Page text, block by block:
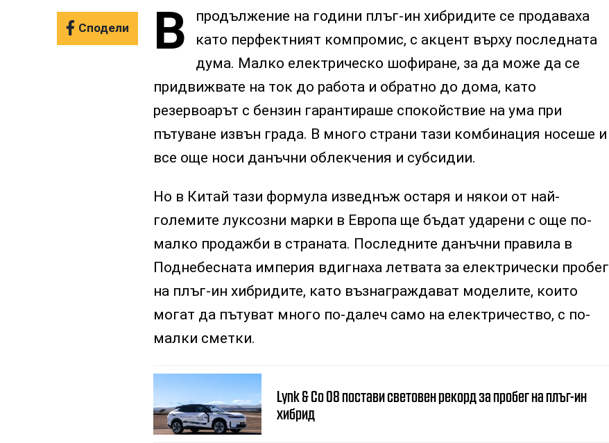
Сподели В
продължение на години плъг-ин хибридите се продаваха
като перфектният компромис, с акцент върху последната
дума. Малко електрическо шофиране, за да може да се
придвижвате на ток до работа и обратно до дома, като
резервоарът с бензин гарантираше спокойствие на ума при
пътуване извън града. В много страни тази комбинация носеше и
все още носи данъчни облекчения и субсидии.
Но в Китай тази формула изведнъж остаря и някои от най-
големите луксозни марки в Европа ще бъдат ударени с още по-
малко продажби в страната. Последните данъчни правила в
Поднебесната империя вдигнаха летвата за електрически пробег
на плъг-ин хибридите, като възнаграждават моделите, които
могат да пътуват много по-далеч само на електричество, с по-
малки сметки.
Lynk & Co 08 постави световен рекорд за пробег на плъг-ин
хибрид